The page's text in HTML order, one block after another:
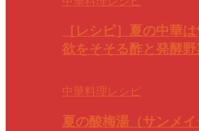
［レシピ］夏の中華
欲をそそる酢と発酵
中華料理レシピ
夏の酸梅湯（サンメイ